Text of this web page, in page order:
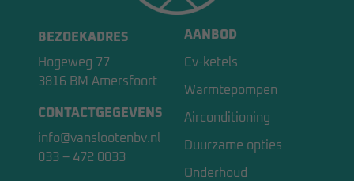
BEZOEKADRES
Hogeweg 77
3816 BM Amersfoort
CONTACTGEGEVENS
info@vanslootenbv.nl
033 – 472 0033
AANBOD
Cv-ketels
Warmtepompen
Airconditioning
Duurzame opties
Onderhoud